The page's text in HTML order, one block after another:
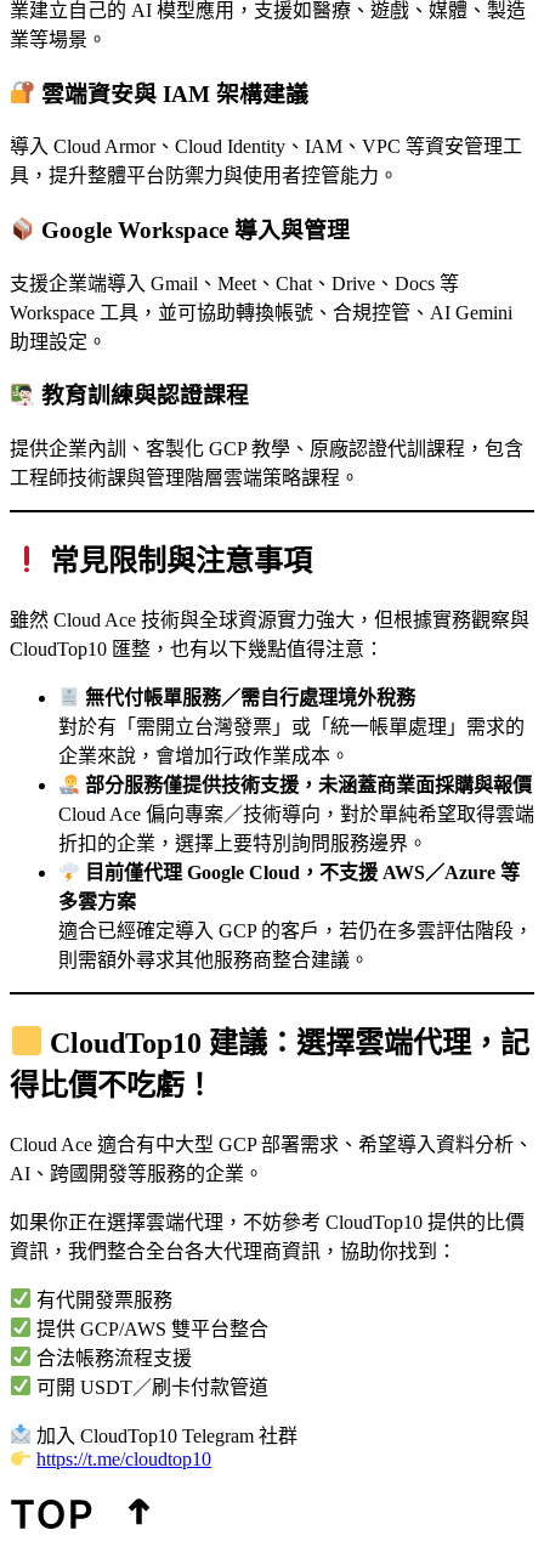
業建立自己的 AI 模型應用，支援如醫療、遊戲、媒體、製造
業等場景。
雲端資安與 IAM 架構建議
導入 Cloud Armor、Cloud Identity、IAM、VPC 等資安管理工
具，提升整體平台防禦力與使用者控管能力。
Google Workspace 導入與管理
支援企業端導入 Gmail、Meet、Chat、Drive、Docs 等
Workspace 工具，並可協助轉換帳號、合規控管、AI Gemini
助理設定。
教育訓練與認證課程
提供企業內訓、客製化 GCP 教學、原廠認證代訓課程，包含
工程師技術課與管理階層雲端策略課程。
常見限制與注意事項
雖然 Cloud Ace 技術與全球資源實力強大，但根據實務觀察與
CloudTop10 匯整，也有以下幾點值得注意：
無代付帳單服務／需自行處理境外稅務
對於有「需開立台灣發票」或「統一帳單處理」需求的
企業來說，會增加行政作業成本。
部分服務僅提供技術支援，未涵蓋商業面採購與報價
Cloud Ace 偏向專案／技術導向，對於單純希望取得雲端
折扣的企業，選擇上要特別詢問服務邊界。
目前僅代理 Google Cloud，不支援 AWS／Azure 等
多雲方案
適合已經確定導入 GCP 的客戶，若仍在多雲評估階段，
則需額外尋求其他服務商整合建議。
CloudTop10 建議：選擇雲端代理，記
得比價不吃虧！
Cloud Ace 適合有中大型 GCP 部署需求、希望導入資料分析、
AI、跨國開發等服務的企業。
如果你正在選擇雲端代理，不妨參考 CloudTop10 提供的比價
資訊，我們整合全台各大代理商資訊，協助你找到：
有代開發票服務
提供 GCP/AWS 雙平台整合
合法帳務流程支援
可開 USDT／刷卡付款管道
加入 CloudTop10 Telegram 社群
https://t.me/cloudtop10